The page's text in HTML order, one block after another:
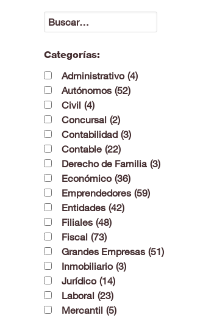
Categorías:
Administrativo (4)
Autónomos (52)
Civil (4)
Concursal (2)
Contabilidad (3)
Contable (22)
Derecho de Familia (3)
Económico (36)
Emprendedores (59)
Entidades (42)
Filiales (48)
Fiscal (73)
Grandes Empresas (51)
Inmobiliario (3)
Jurídico (14)
Laboral (23)
Mercantil (5)